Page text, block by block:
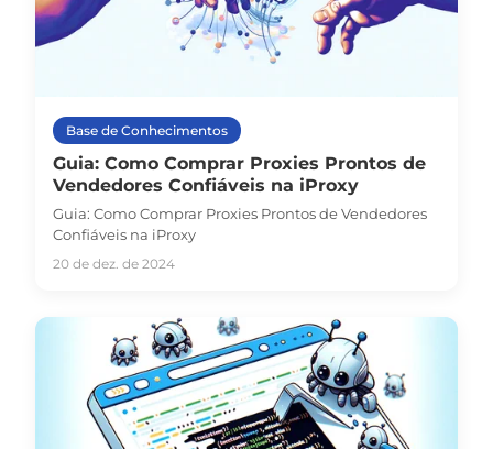
Base de Conhecimentos
Guia: Como Comprar Proxies Prontos de
Vendedores Confiáveis na iProxy
Guia: Como Comprar Proxies Prontos de Vendedores
Confiáveis na iProxy
20 de dez. de 2024